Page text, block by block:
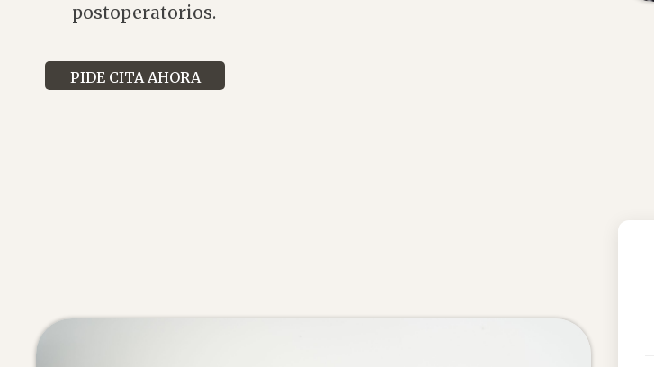
postoperatorios.
PIDE CITA AHORA